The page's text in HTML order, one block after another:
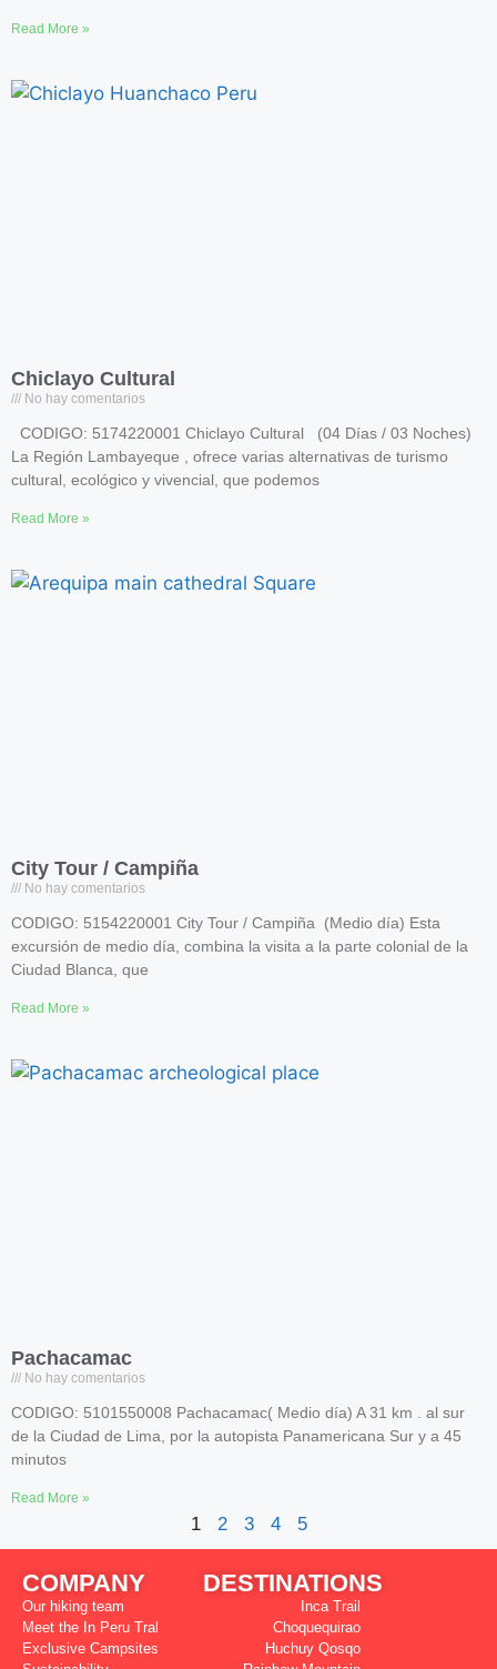
Read More »
Chiclayo Cultural
No hay comentarios
CODIGO: 5174220001 Chiclayo Cultural (04 Días / 03 Noches)
La Región Lambayeque , ofrece varias alternativas de turismo
cultural, ecológico y vivencial, que podemos
Read More »
City Tour / Campiña
No hay comentarios
CODIGO: 5154220001 City Tour / Campiña (Medio día) Esta
excursión de medio día, combina la visita a la parte colonial de la
Ciudad Blanca, que
Read More »
Pachacamac
No hay comentarios
CODIGO: 5101550008 Pachacamac( Medio día) A 31 km . al sur
de la Ciudad de Lima, por la autopista Panamericana Sur y a 45
minutos
Read More »
1 2 3 4 5
COMPANY
Our hiking team
Meet the In Peru Tral
Exclusive Campsites
DESTINATIONS
Inca Trail
Choquequirao
Huchuy Qosqo